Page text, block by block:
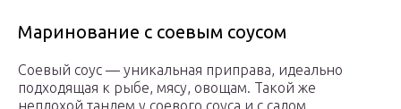
Маринование с соевым соусом
Соевый соус — уникальная приправа, идеально
подходящая к рыбе, мясу, овощам. Такой же
неплохой тандем у соевого соуса и с салом.